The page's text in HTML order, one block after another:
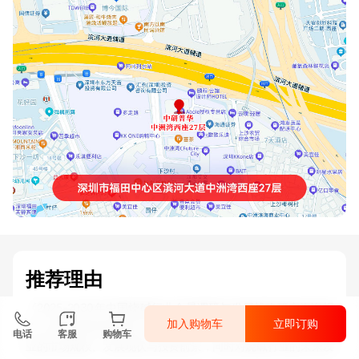
推荐理由
《2025-2030年中国烧碱行业全景调研与发展战略研究咨询报
告》由中研普华烧碱行业分析专家领衔撰写，主要分析了烧碱行
业的市场规模、发展现状与投资前景，同时对烧碱行业的未来发
电话 客服 购物车
加入购物车 立即订购